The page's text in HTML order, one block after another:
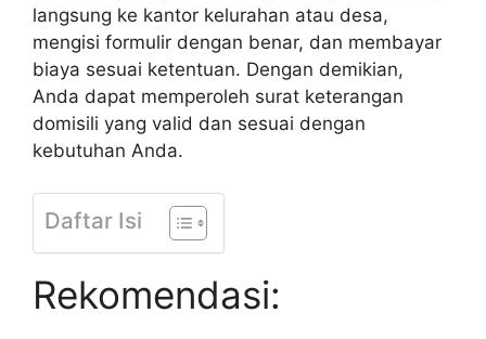
langsung ke kantor kelurahan atau desa,
mengisi formulir dengan benar, dan membayar
biaya sesuai ketentuan. Dengan demikian,
Anda dapat memperoleh surat keterangan
domisili yang valid dan sesuai dengan
kebutuhan Anda.
Daftar Isi
Rekomendasi: